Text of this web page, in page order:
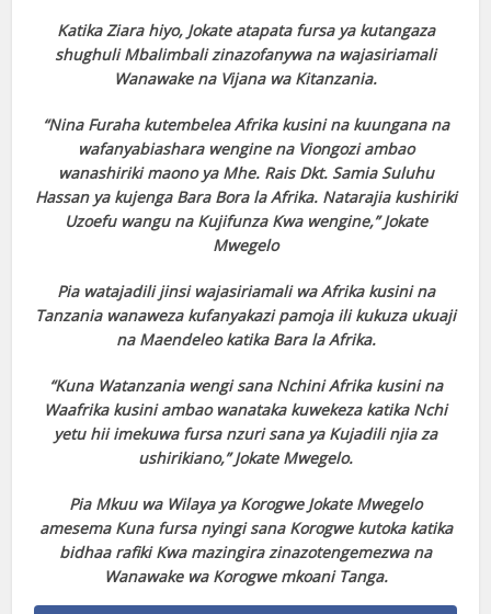
Katika Ziara hiyo, Jokate atapata fursa ya kutangaza
shughuli Mbalimbali zinazofanywa na wajasiriamali
Wanawake na Vijana wa Kitanzania.
“Nina Furaha kutembelea Afrika kusini na kuungana na
wafanyabiashara wengine na Viongozi ambao
wanashiriki maono ya Mhe. Rais Dkt. Samia Suluhu
Hassan ya kujenga Bara Bora la Afrika. Natarajia kushiriki
Uzoefu wangu na Kujifunza Kwa wengine,” Jokate
Mwegelo
Pia watajadili jinsi wajasiriamali wa Afrika kusini na
Tanzania wanaweza kufanyakazi pamoja ili kukuza ukuaji
na Maendeleo katika Bara la Afrika.
“Kuna Watanzania wengi sana Nchini Afrika kusini na
Waafrika kusini ambao wanataka kuwekeza katika Nchi
yetu hii imekuwa fursa nzuri sana ya Kujadili njia za
ushirikiano,” Jokate Mwegelo.
Pia Mkuu wa Wilaya ya Korogwe Jokate Mwegelo
amesema Kuna fursa nyingi sana Korogwe kutoka katika
bidhaa rafiki Kwa mazingira zinazotengemezwa na
Wanawake wa Korogwe mkoani Tanga.